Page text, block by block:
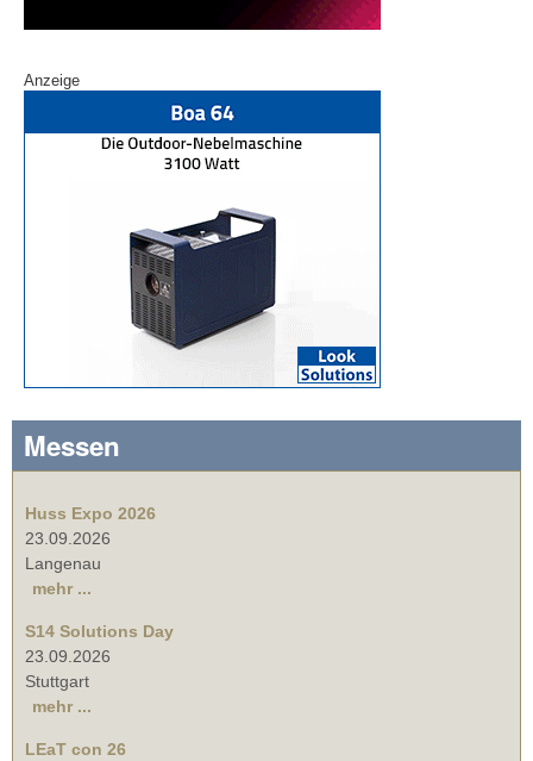
Anzeige
Messen
Huss Expo 2026
23.09.2026
Langenau
mehr ...
S14 Solutions Day
23.09.2026
Stuttgart
mehr ...
LEaT con 26